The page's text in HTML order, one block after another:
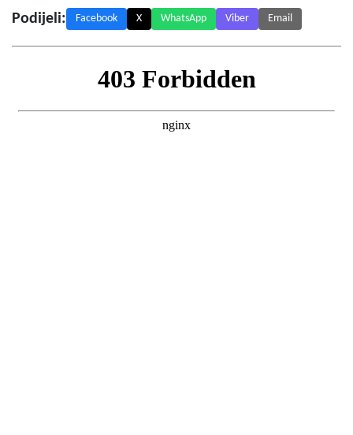
Podijeli: Facebook X WhatsApp Viber Email